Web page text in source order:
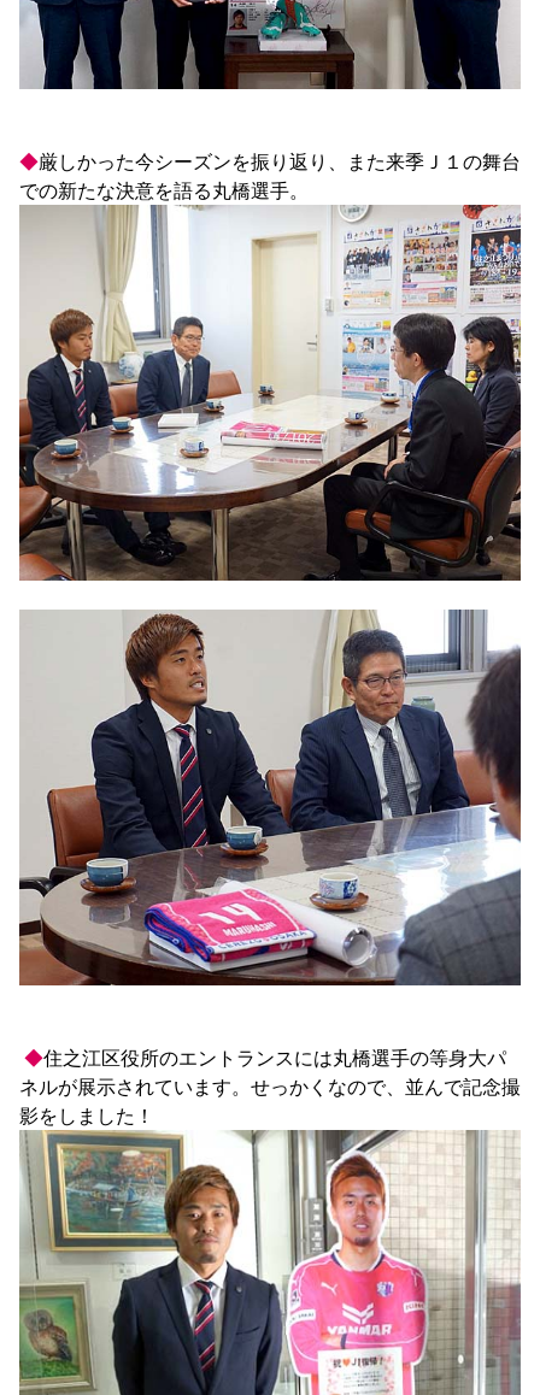
アウェイツアー
よくある質問
スポーツクラブ
関連団体/施設
大人のサッカースクール その他スポーツクラブ
◆厳しかった今シーズンを振り返り、また来季Ｊ１の舞台
◆住之江区役所のエントランスには丸橋選手の等身大パ
ネルが展示されています。せっかくなので、並んで記念撮